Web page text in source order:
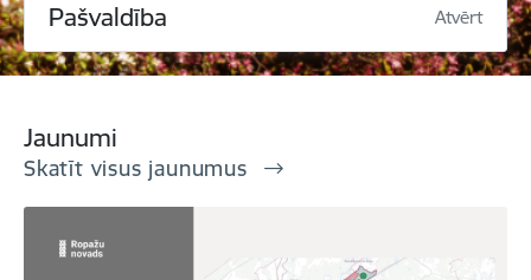
Pašvaldība Atvērt
Jaunumi
Skatīt visus jaunumus